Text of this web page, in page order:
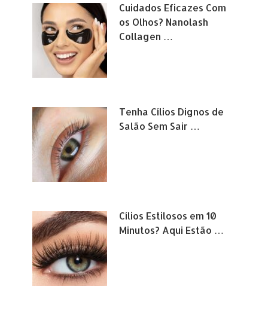
Cuidados Eficazes Com
os Olhos? Nanolash
Collagen …
Tenha Cílios Dignos de
Salão Sem Sair …
Cílios Estilosos em 10
Minutos? Aqui Estão …